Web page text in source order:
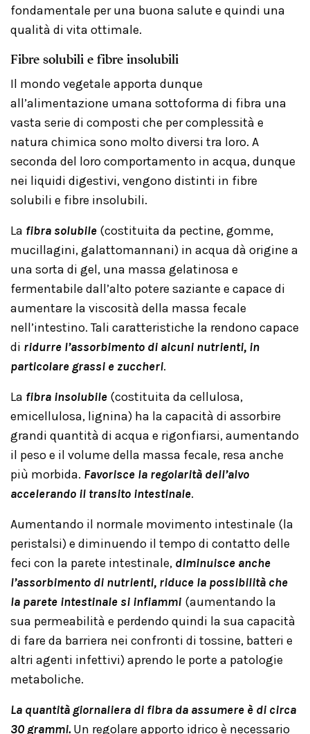
fondamentale per una buona salute e quindi una
qualità di vita ottimale.
Fibre solubili e fibre insolubili
Il mondo vegetale apporta dunque
all’alimentazione umana sottoforma di fibra una
vasta serie di composti che per complessità e
natura chimica sono molto diversi tra loro. A
seconda del loro comportamento in acqua, dunque
nei liquidi digestivi, vengono distinti in fibre
solubili e fibre insolubili.
La fibra solubile (costituita da pectine, gomme,
mucillagini, galattomannani) in acqua dà origine a
una sorta di gel, una massa gelatinosa e
fermentabile dall’alto potere saziante e capace di
aumentare la viscosità della massa fecale
nell’intestino. Tali caratteristiche la rendono capace
di ridurre l’assorbimento di alcuni nutrienti, in
particolare grassi e zuccheri.
La fibra insolubile (costituita da cellulosa,
emicellulosa, lignina) ha la capacità di assorbire
grandi quantità di acqua e rigonfiarsi, aumentando
il peso e il volume della massa fecale, resa anche
più morbida. Favorisce la regolarità dell’alvo
accelerando il transito intestinale.
Aumentando il normale movimento intestinale (la
peristalsi) e diminuendo il tempo di contatto delle
feci con la parete intestinale, diminuisce anche
l’assorbimento di nutrienti, riduce la possibilità che
la parete intestinale si infiammi (aumentando la
sua permeabilità e perdendo quindi la sua capacità
di fare da barriera nei confronti di tossine, batteri e
altri agenti infettivi) aprendo le porte a patologie
metaboliche.
La quantità giornaliera di fibra da assumere è di circa
30 grammi.Un regolare apporto idrico è necessario